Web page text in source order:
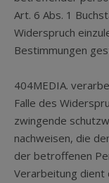
Art. 6 Abs. 1
Widerspruch
Bestimmungen
404MEDIA.
Falle des
zwingende
nachweisen, die
der betroffenen
Verarbeitung dient